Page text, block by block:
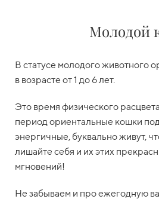
Молодой
В статусе молодого животного
в возрасте от 1 до 6 лет.
Это время физического
период ориентальные кошки
энергичные, буквально живут,
лишайте себя и их этих
мгновений!
Не забываем и про ежегодную